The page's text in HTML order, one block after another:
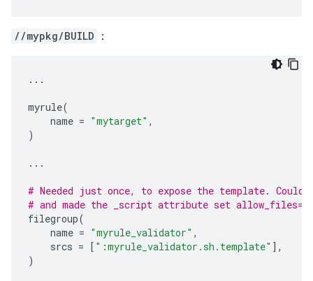
//mypkg/BUILD ：
...
myrule(
name = "mytarget" ,
)
...
# Needed just once, to expose the template.
# and made the _script attribute set
filegroup(
name = "myrule_validator" ,
srcs = [ ":myrule_validator.sh.template" ],
)